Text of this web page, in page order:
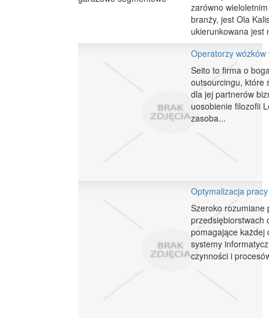
zarówno
branży, jest Ola
ukierunkowana jest
Operatorzy wózków
Seito to firma o
outsourcingu, które
dla jej partnerów
uosobienie filozofii
zasoba...
Optymalizacja
Szeroko rozumiane
przedsiębiorstwach
pomagające każdej
systemy
czynności i